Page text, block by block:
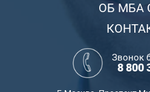
ОБ МБА
Звонок
8 800